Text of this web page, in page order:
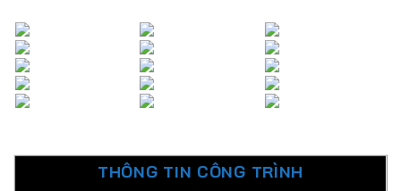
THÔNG TIN CÔNG TRÌNH